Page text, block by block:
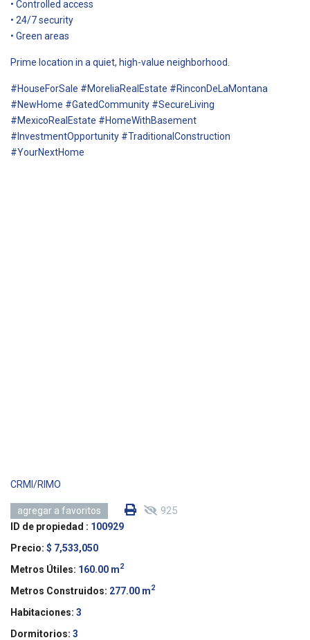
• Controlled access
• 24/7 security
• Green areas
Prime location in a quiet, high-value neighborhood.
#HouseForSale #MoreliaRealEstate #RinconDeLaMontana
#NewHome #GatedCommunity #SecureLiving
#MexicoRealEstate #HomeWithBasement
#InvestmentOpportunity #TraditionalConstruction
#YourNextHome
CRMI/RIMO
agregar a favoritos 925
ID de propiedad : 100929
Precio: $ 7,533,050
Metros Útiles: 160.00 m2
Metros Construidos: 277.00 m2
Habitaciones: 3
Dormitorios: 3